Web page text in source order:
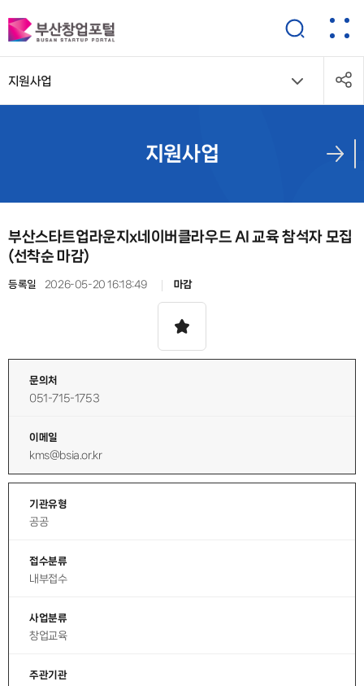
지원사업
지원사업
부산스타트업라운지x네이버클라우드 AI 교육 참석자 모집
(선착순 마감)
등록일 2026-05-20 16:18:49 마감
문의처
051-715-1753
이메일
kms@bsia.or.kr
기관유형
공공
접수분류
내부접수
사업분류
창업교육
주관기관